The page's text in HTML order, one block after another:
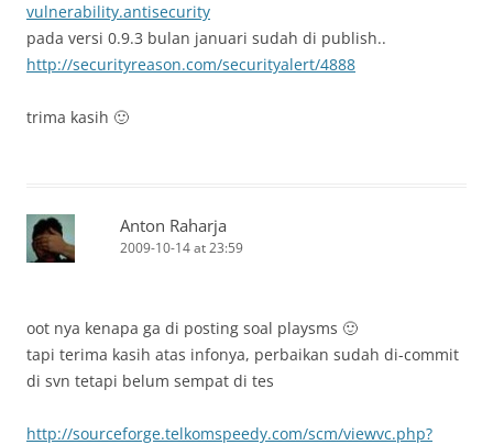
vulnerability.antisecurity
pada versi 0.9.3 bulan januari sudah di publish..
http://securityreason.com/securityalert/4888
trima kasih 🙂
Anton Raharja
2009-10-14 at 23:59
oot nya kenapa ga di posting soal playsms 🙂
tapi terima kasih atas infonya, perbaikan sudah di-commit
di svn tetapi belum sempat di tes
http://sourceforge.telkomspeedy.com/scm/viewvc.php?